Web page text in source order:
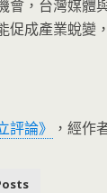
會，台灣媒體
促成產業蛻變
評論》 ，經作